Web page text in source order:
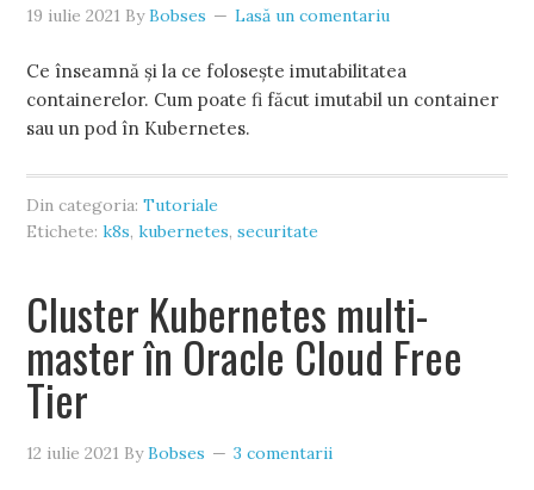
19 iulie 2021 ByBobses Lasă un comentariu
Ce înseamnă și la ce folosește imutabilitatea
containerelor. Cum poate fi făcut imutabil un container
sau un pod în Kubernetes.
Din categoria:Tutoriale
Etichete:k8s,kubernetes,securitate
Cluster Kubernetes multi-
master în Oracle Cloud Free
Tier
12 iulie 2021 ByBobses 3 comentarii